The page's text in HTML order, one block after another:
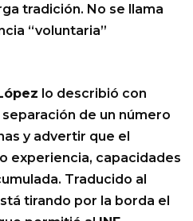
tradición. No se llama
“voluntaria”
lo describió con
de un número
y advertir que el
experiencia, capacidades
Traducido al
tirando por la borda el